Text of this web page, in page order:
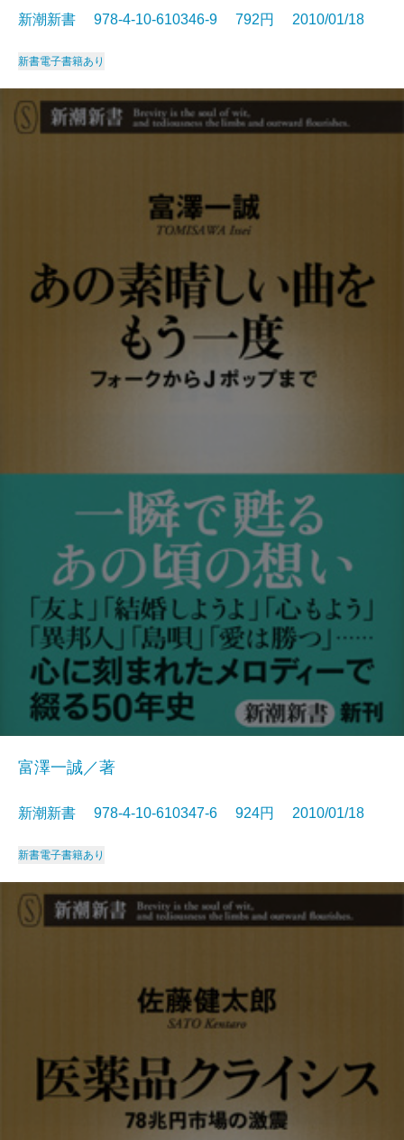
新潮新書 978-4-10-610346-9 792円 2010/01/18
新書電子書籍あり
富澤一誠／著
新潮新書 978-4-10-610347-6 924円 2010/01/18
新書電子書籍あり